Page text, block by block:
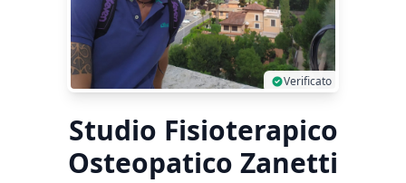
Verificato
Studio Fisioterapico
Osteopatico Zanetti